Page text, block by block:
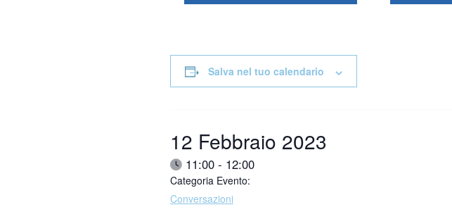
Salva nel tuo calendario
Data:
12 Febbraio 2023
Ora:11:00 - 12:00
Categoria Evento:
Conversazioni